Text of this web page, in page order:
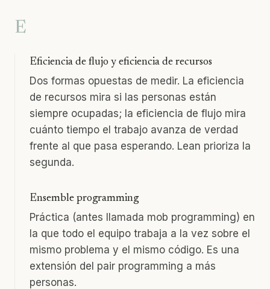
E
Eficiencia de flujo y eficiencia de recursos
Dos formas opuestas de medir. La eficiencia
de recursos mira si las personas están
siempre ocupadas; la eficiencia de flujo mira
cuánto tiempo el trabajo avanza de verdad
frente al que pasa esperando. Lean prioriza la
segunda.
Ensemble programming
Práctica (antes llamada mob programming) en
la que todo el equipo trabaja a la vez sobre el
mismo problema y el mismo código. Es una
extensión del pair programming a más
personas.